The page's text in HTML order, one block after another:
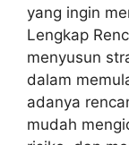
yang ingin
Lengkap
menyusun
dalam
adanya
mudah